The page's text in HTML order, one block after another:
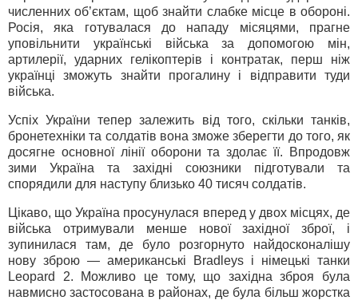
численних об’єктам, щоб знайти слабке місце в обороні.
Росія, яка готувалася до нападу місяцями, прагне
уповільнити українські війська за допомогою мін,
артилерії, ударних гелікоптерів і контратак, перш ніж
українці зможуть знайти прогалину і відправити туди
війська.
Успіх України тепер залежить від того, скільки танків,
бронетехніки та солдатів вона зможе зберегти до того, як
досягне основної лінії оборони та здолає її. Впродовж
зими Україна та західні союзники підготували та
спорядили для наступу близько 40 тисяч солдатів.
Цікаво, що Україна просунулася вперед у двох місцях, де
війська отримували менше нової західної зброї, і
зупинилася там, де було розгорнуто найдосконалішу
нову зброю — американські Bradleys і німецькі танки
Leopard 2. Можливо це тому, що західна зброя була
навмисно застосована в районах, де була більш жорстка